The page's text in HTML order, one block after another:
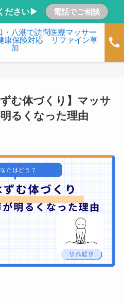
ださい▶ 電話でご相談
ずむ体づくり】マッサ
るくなった理由